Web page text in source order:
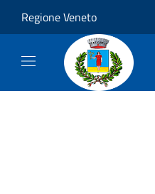
Regione Veneto